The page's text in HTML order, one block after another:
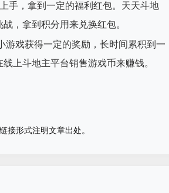
手，拿到一定的福利红包。天天斗地
，拿到积分用来兑换红包。
游戏获得一定的奖励，长时间累积到一
上斗地主平台销售游戏币来赚钱。
接形式注明文章出处。